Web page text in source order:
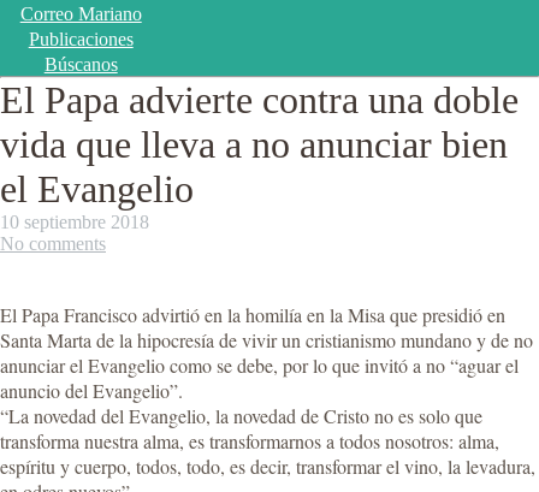
Correo Mariano
Publicaciones
Búscanos
El Papa advierte contra una doble
vida que lleva a no anunciar bien
el Evangelio
10 septiembre 2018
No comments
El Papa Francisco advirtió en la homilía en la Misa que presidió en
Santa Marta de la hipocresía de vivir un cristianismo mundano y de no
anunciar el Evangelio como se debe, por lo que invitó a no “aguar el
anuncio del Evangelio”.
“La novedad del Evangelio, la novedad de Cristo no es solo que
transforma nuestra alma, es transformarnos a todos nosotros: alma,
espíritu y cuerpo, todos, todo, es decir, transformar el vino, la levadura,